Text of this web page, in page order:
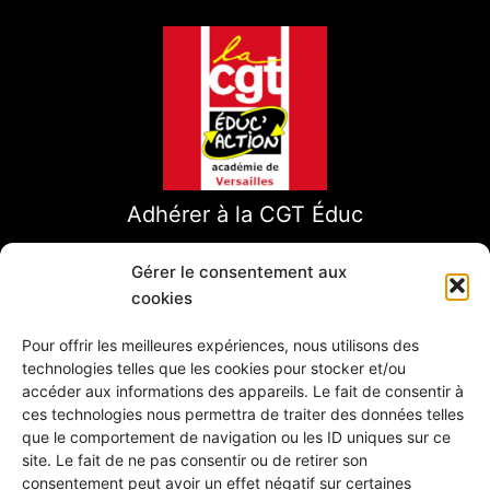
Gérer le consentement aux
cookies
Pour offrir les meilleures expériences, nous utilisons des
technologies telles que les cookies pour stocker et/ou
accéder aux informations des appareils. Le fait de consentir à
ces technologies nous permettra de traiter des données telles
que le comportement de navigation ou les ID uniques sur ce
site. Le fait de ne pas consentir ou de retirer son
consentement peut avoir un effet négatif sur certaines
Adhérer à la CGT Éduc